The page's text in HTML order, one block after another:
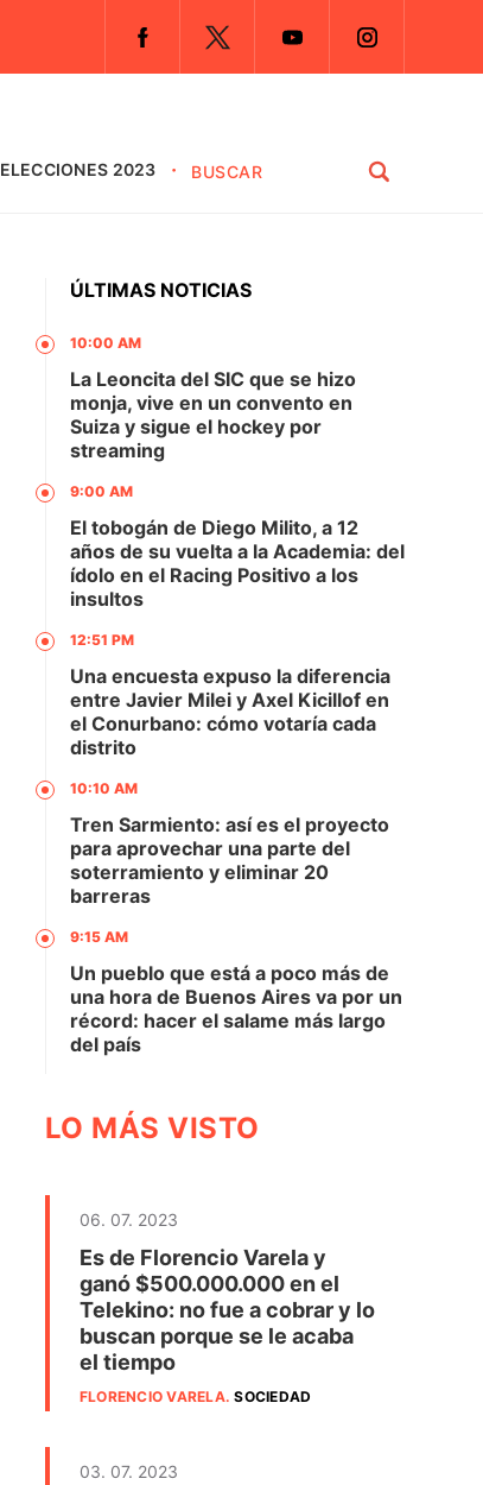
ELECCIONES 2023
ÚLTIMAS NOTICIAS
10:00 AM
La Leoncita del SIC que se hizo
monja, vive en un convento en
Suiza y sigue el hockey por
streaming
9:00 AM
El tobogán de Diego Milito, a 12
años de su vuelta a la Academia: del
ídolo en el Racing Positivo a los
insultos
12:51 PM
Una encuesta expuso la diferencia
entre Javier Milei y Axel Kicillof en
el Conurbano: cómo votaría cada
distrito
10:10 AM
Tren Sarmiento: así es el proyecto
para aprovechar una parte del
soterramiento y eliminar 20
barreras
9:15 AM
Un pueblo que está a poco más de
una hora de Buenos Aires va por un
récord: hacer el salame más largo
del país
LO MÁS VISTO
06. 07. 2023
Es de Florencio Varela y
ganó $500.000.000 en el
Telekino: no fue a cobrar y lo
buscan porque se le acaba
el tiempo
FLORENCIO VARELA.SOCIEDAD
03. 07. 2023